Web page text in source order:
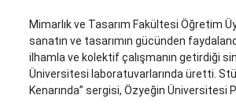
Mimarlık ve Tasarım Fakültesi Öğretim
sanatın ve tasarımın gücünden
ilhamla ve kolektif çalışmanın getirdiği
Üniversitesi laboratuvarlarında üretti.
Kenarında” sergisi, Özyeğin Üniversitesi